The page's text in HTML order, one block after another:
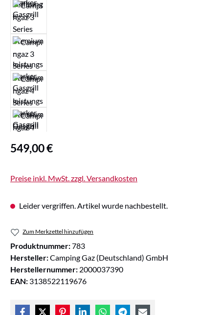
Regulärer Preis:
549,00 €
Preise inkl. MwSt. zzgl. Versandkosten
Leider vergriffen. Artikel wurde nachbestellt.
Zum Merkzettel hinzufügen
Produktnummer:783
Hersteller:Camping Gaz (Deutschland) GmbH
Herstellernummer: 2000037390
EAN: 3138522119676